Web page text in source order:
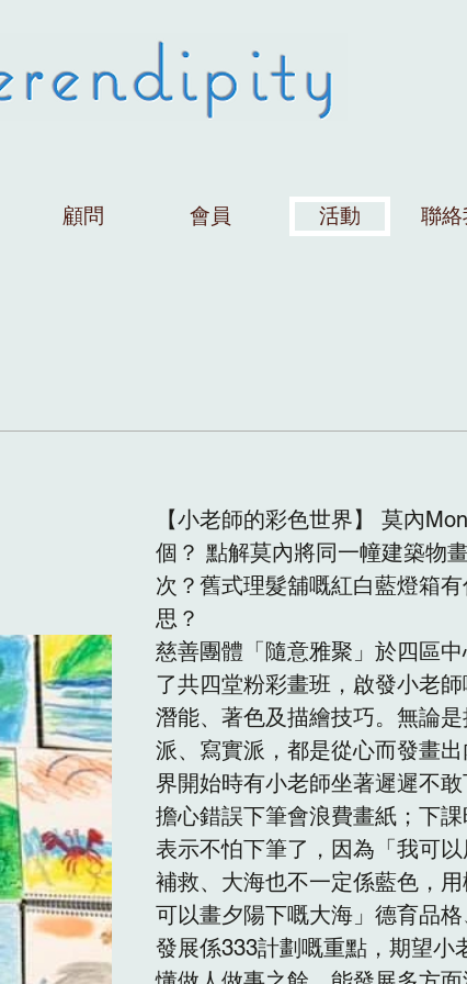
顧問 會員 活動 聯
【小老師的彩色世界】 莫內
個？ 點解莫內將同一幢建築物
次？舊式理髮舖嘅紅白藍燈箱
思？
慈善團體「隨意雅聚」於四區
了共四堂粉彩畫班，啟發小老
潛能、著色及描繪技巧。無論是
派、寫實派，都是從心而發畫
界開始時有小老師坐著遲遲不敢
擔心錯誤下筆會浪費畫紙；下
表示不怕下筆了，因為「我可
補救、大海也不一定係藍色，
可以畫夕陽下嘅大海」德育品格
發展係333計劃嘅重點，期望小